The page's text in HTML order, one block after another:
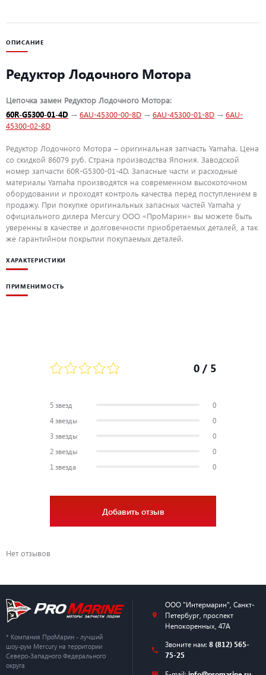
ОПИСАНИЕ
Редуктор Лодочного Мотора
Цепочка замен Редуктор Лодочного Мотора:
60R-G5300-01-4D → 6AU-45300-00-8D → 6AU-45300-01-8D → 6AU-
45300-02-8D
Редуктор Лодочного Мотора – оригинальная запчасть Yamaha. Цена
со скидкой 86079 руб. Страна производства Япония. Заводской
номер запчасти 60R-G5300-01-4D. Запасные части и расходные
материалы Yamaha производятся на современном высокоточном
оборудовании и проходят контроль качества перед поступлением в
продажу. При покупке оригинальных запасных частей Yamaha у
официального дилера Mercury ООО «ПроМарин» вы можете быть
уверенны в качестве и долговечности приобретаемых деталей, а так
же гарантийном покрытии покупаемых деталей.
ХАРАКТЕРИСТИКИ
ПРИМЕНИМОСТЬ
0 / 5
5 звезд
0
4 звезды
0
3 звезды
0
2 звезды
0
1 звезда
0
Добавить отзыв
Нет отзывов
* Компания ПроМарин - лучший
шоу-рум Mercury на территории
Северо-Западного Федерального
округа
ООО "Интермарин" Санкт-
Петербург, проспект
Непокоренных, 47А
Звоните нам: 8 (812) 565-
75-25